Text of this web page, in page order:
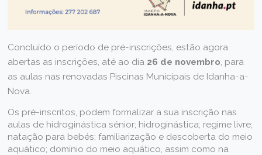
Concluído o período de pré-inscrições, estão agora
abertas as inscrições, até ao dia 26 de novembro, para
as aulas nas renovadas Piscinas Municipais de Idanha-a-
Nova.
Os pré-inscritos, podem formalizar a sua inscrição nas
aulas de hidroginástica sénior; hidroginástica; regime livre;
natação para bebés; familiarização e descoberta do meio
aquático; domínio do meio aquático, assim como na